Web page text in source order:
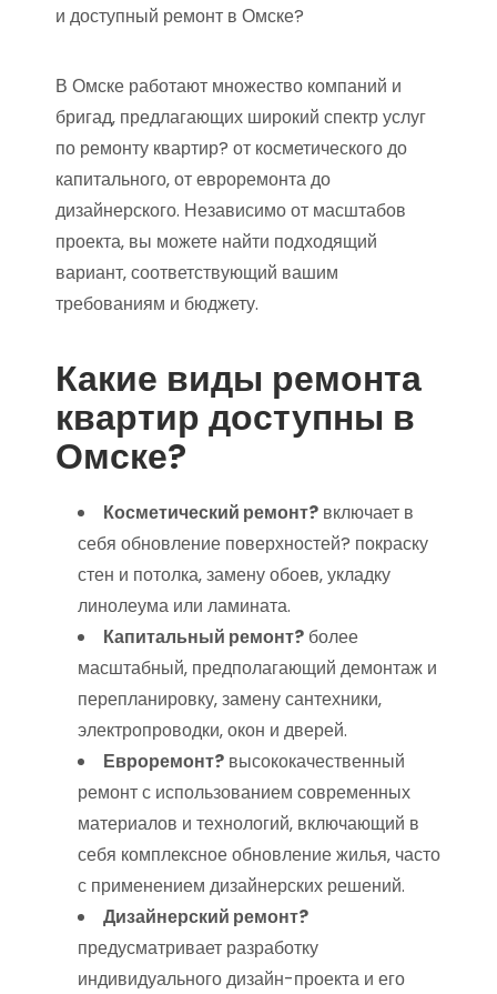
и доступный ремонт в Омске?
В Омске работают множество компаний и
бригад‚ предлагающих широкий спектр услуг
по ремонту квартир? от косметического до
капитального‚ от евроремонта до
дизайнерского. Независимо от масштабов
проекта‚ вы можете найти подходящий
вариант‚ соответствующий вашим
требованиям и бюджету.
Какие виды ремонта
квартир доступны в
Омске?
Косметический ремонт? включает в
себя обновление поверхностей? покраску
стен и потолка‚ замену обоев‚ укладку
линолеума или ламината.
Капитальный ремонт? более
масштабный‚ предполагающий демонтаж и
перепланировку‚ замену сантехники‚
электропроводки‚ окон и дверей.
Евроремонт? высококачественный
ремонт с использованием современных
материалов и технологий‚ включающий в
себя комплексное обновление жилья‚ часто
с применением дизайнерских решений.
Дизайнерский ремонт?
предусматривает разработку
индивидуального дизайн-проекта и его